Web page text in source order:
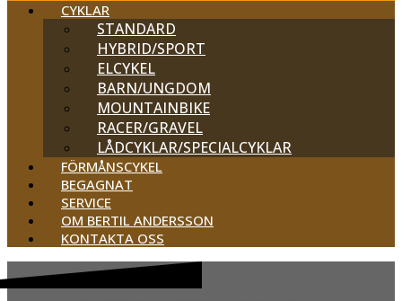
CYKLAR
STANDARD
HYBRID/SPORT
ELCYKEL
BARN/UNGDOM
MOUNTAINBIKE
RACER/GRAVEL
LÅDCYKLAR/SPECIALCYKLAR
FÖRMÅNSCYKEL
BEGAGNAT
SERVICE
OM BERTIL ANDERSSON
KONTAKTA OSS